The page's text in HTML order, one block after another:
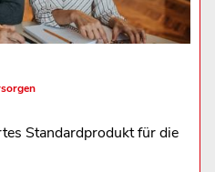
Standardprodukt für die